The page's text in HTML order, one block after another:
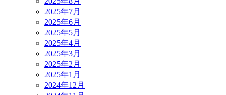
2025年7月
2025年6月
2025年5月
2025年4月
2025年3月
2025年2月
2025年1月
2024年12月